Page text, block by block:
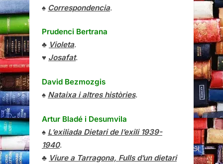
♠ Correspondencia.
Prudenci Bertrana
♣ Violeta.
♥ Josafat.
David Bezmozgis
♠ Nataixa i altres històries.
Artur Bladé i Desumvila
♠ L’exiliada Dietari de l’exili 1939-
1940.
♣ Viure a Tarragona, Fulls d’un dietari